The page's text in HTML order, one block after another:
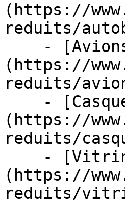
(https://
reduits/
(https://
reduits/
(https://
reduits/
(https://
reduits/